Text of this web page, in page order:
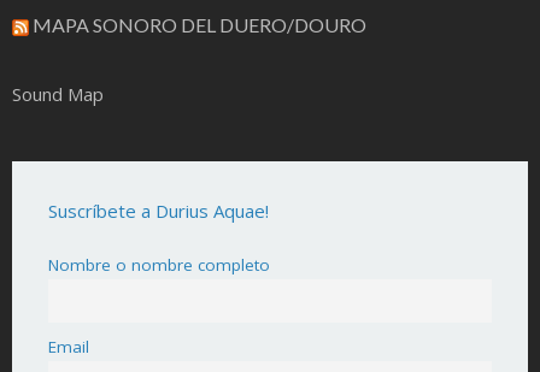
MAPA SONORO DEL DUERO/DOURO
Sound Map
Suscríbete a Durius Aquae!
Nombre o nombre completo
Email